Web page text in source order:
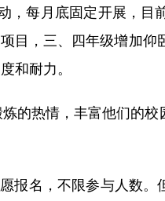
每月底固定开展，目
，三、四年级增加仰
和耐力。
热情，丰富他们的校
名，不限参与人数。